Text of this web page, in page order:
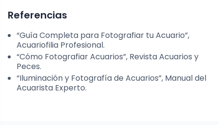
Referencias
“Guía Completa para Fotografiar tu Acuario”,
Acuariofilia Profesional.
“Cómo Fotografiar Acuarios”, Revista Acuarios y
Peces.
“Iluminación y Fotografía de Acuarios”, Manual del
Acuarista Experto.